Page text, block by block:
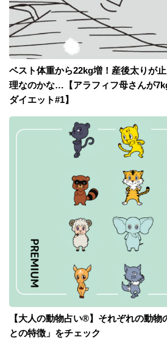
ベスト体重から22kg増！産後太りが
理なのかな…【アラフィフ母さんが
ダイエット#1】
【大人の動物占い®】それぞれの動
との特徴」をチェック